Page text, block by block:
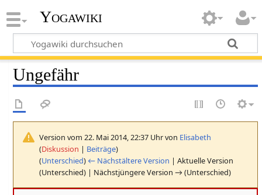
Yogawiki
Ungefähr
Version vom 22. Mai 2014, 22:37 Uhr von Elisabeth
(Diskussion | Beiträge)
(Unterschied) ← Nächstältere Version | Aktuelle Version
(Unterschied) | Nächstjüngere Version → (Unterschied)